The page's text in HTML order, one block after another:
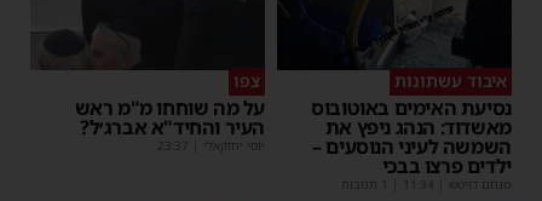
איבוד עשתונות
נסיעת האימים באוטובוס
מאשדוד: הנהג ניפץ את
השמשה לעיני הנוסעים –
ילדים פרצו בבכי
מנחם דויטש 11:34
צפו
על מה שוחחו מ"מ ראש
העיר והחיד"א אברג׳ל?
יוסי יחזקאלי 23:37